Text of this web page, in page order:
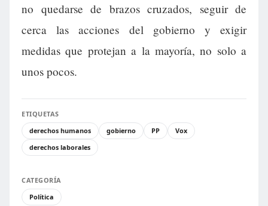
no quedarse de brazos cruzados, seguir de
cerca las acciones del gobierno y exigir
medidas que protejan a la mayoría, no solo a
unos pocos.
ETIQUETAS
derechos humanos
gobierno PP
Vox
derechos laborales
CATEGORÍA
Política